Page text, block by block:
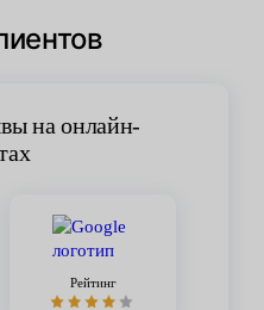
на онлайн-
Рейтинг